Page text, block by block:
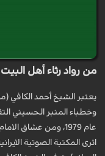
من رواد رثاء أهل
وخطباء المنبر الحسيني
عام 1979، ومن عشاق
اثرى المكتبة الصوتية